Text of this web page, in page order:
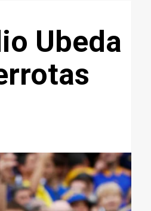
Ubeda